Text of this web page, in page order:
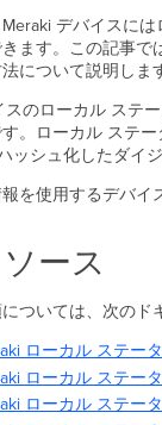
デバイスに
ます。この記事
について説明しま
スのローカル ステ
。ローカル ステ
ッシュ化したダイ
を使用するデバイ
ース
ついては、次のド
ローカル ステー
ローカル ステー
ローカル ステー